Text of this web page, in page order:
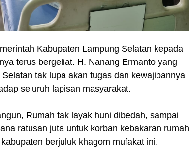
Kabupaten Lampung Selatan kepada
terus bergeliat. H. Nanang Ermanto yang
tak lupa akan tugas dan kewajibannya
seluruh lapisan masyarakat.
Rumah tak layak huni dibedah, sampai
ratusan juta untuk korban kebakaran rumah
berjuluk khagom mufakat ini.